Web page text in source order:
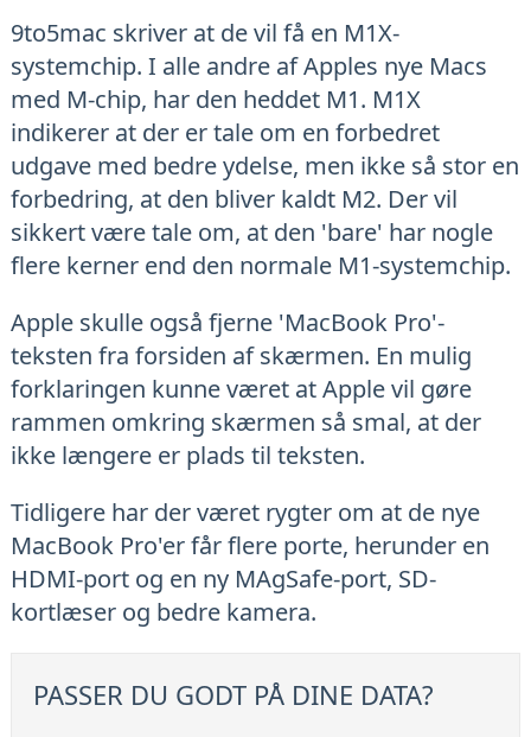
9to5mac skriver at de vil få en M1X-
systemchip. I alle andre af Apples nye Macs
med M-chip, har den heddet M1. M1X
indikerer at der er tale om en forbedret
udgave med bedre ydelse, men ikke så stor en
forbedring, at den bliver kaldt M2. Der vil
sikkert være tale om, at den 'bare' har nogle
flere kerner end den normale M1-systemchip.
Apple skulle også fjerne 'MacBook Pro'-
teksten fra forsiden af skærmen. En mulig
forklaringen kunne været at Apple vil gøre
rammen omkring skærmen så smal, at der
ikke længere er plads til teksten.
Tidligere har der været rygter om at de nye
MacBook Pro'er får flere porte, herunder en
HDMI-port og en ny MAgSafe-port, SD-
kortlæser og bedre kamera.
PASSER DU GODT PÅ DINE DATA?